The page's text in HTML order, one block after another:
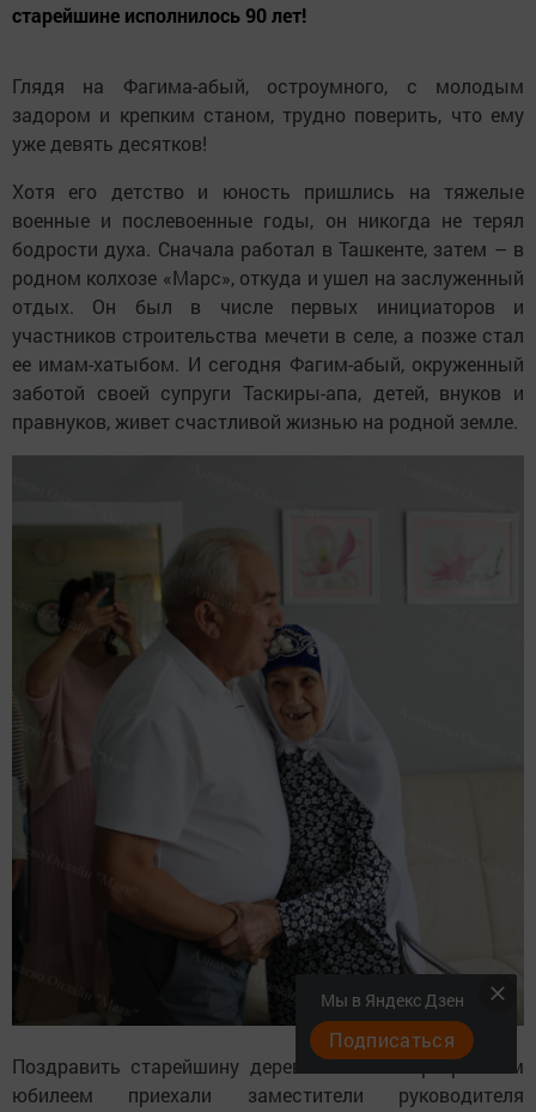
старейшине исполнилось 90 лет!
Глядя на Фагима-абый, остроумного, с молодым
задором и крепким станом, трудно поверить, что ему
уже девять десятков!
Хотя его детство и юность пришлись на тяжелые
военные и послевоенные годы, он никогда не терял
бодрости духа. Сначала работал в Ташкенте, затем – в
родном колхозе «Марс», откуда и ушел на заслуженный
отдых. Он был в числе первых инициаторов и
участников строительства мечети в селе, а позже стал
ее имам-хатыбом. И сегодня Фагим-абый, окруженный
заботой своей супруги Таскиры-апа, детей, внуков и
правнуков, живет счастливой жизнью на родной земле.
Поздравить старейшину деревни с этим прекрасным
юбилеем приехали заместители руководителя
Мы в Яндекс Дзен
Подписаться